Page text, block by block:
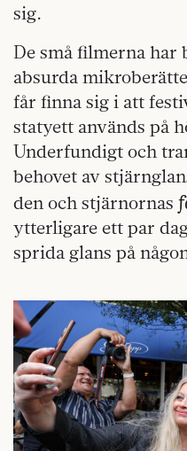
sig.
De små filmerna
absurda
får finna sig i att
statyett används på
Underfundigt och
behovet av
den och stjärnornas
ytterligare ett par
sprida glans på